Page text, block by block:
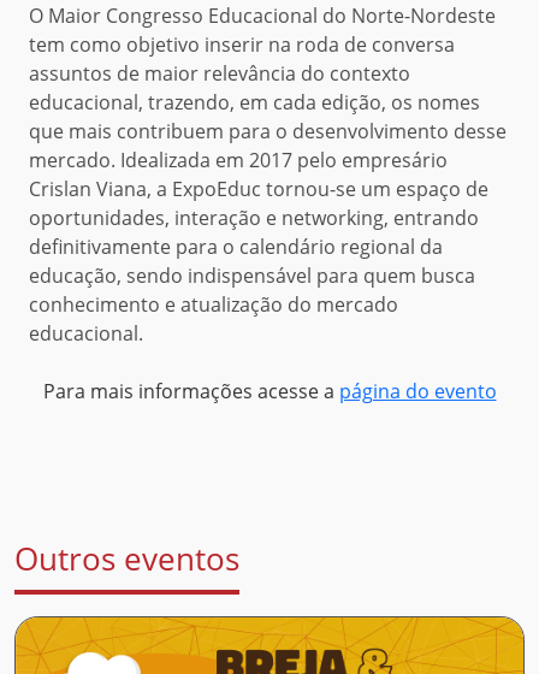
O Maior Congresso Educacional do Norte-Nordeste
tem como objetivo inserir na roda de conversa
assuntos de maior relevância do contexto
educacional, trazendo, em cada edição, os nomes
que mais contribuem para o desenvolvimento desse
mercado. Idealizada em 2017 pelo empresário
Crislan Viana, a ExpoEduc tornou-se um espaço de
oportunidades, interação e networking, entrando
definitivamente para o calendário regional da
educação, sendo indispensável para quem busca
conhecimento e atualização do mercado
educacional.
Para mais informações acesse a página do evento
Outros eventos